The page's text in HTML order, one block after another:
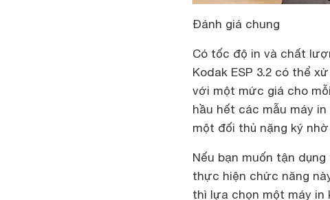
Đánh giá chung
Có tốc độ in và chất
Kodak ESP 3.2 có thể
với một mức giá cho
hầu hết các mẫu máy in
một đối thủ nặng ký
Nếu bạn muốn tận
thực hiện chức năng
thì lựa chọn một máy in